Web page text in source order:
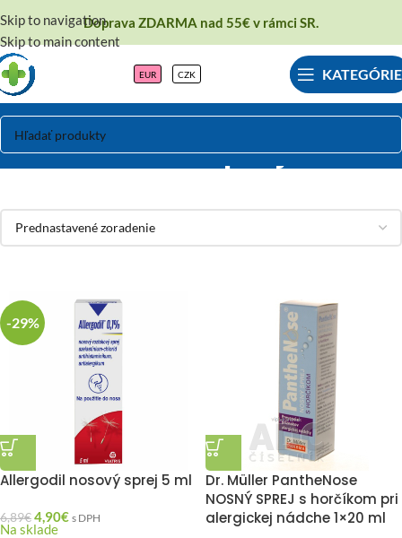
Skip to navigation
Skip to main content
Doprava ZDARMA nad 55€ v rámci SR.
EUR CZK KATEGÓRIE
Nosné spreje
-29%
Allergodil nosový sprej 5 ml
6,89€4,90€ s DPH
Na sklade
Dr. Müller PantheNose
NOSNÝ SPREJ s horčíkom pri
alergickej nádche 1×20 ml